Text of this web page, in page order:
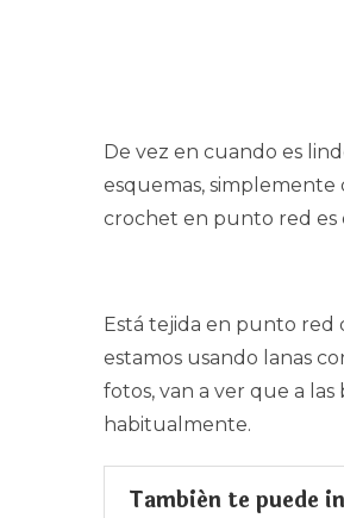
De vez en cuando es
esquemas, simplemente
crochet en punto red es
Está tejida en punto red
estamos usando lanas
fotos, van a ver que a
habitualmente.
También te puede